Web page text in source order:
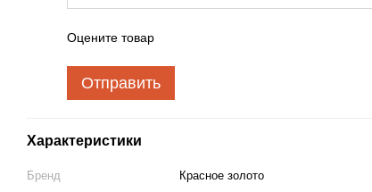
Оцените товар
Отправить
Характеристики
Бренд
Красное золото